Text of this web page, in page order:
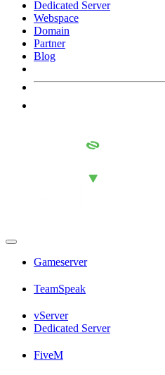
Dedicated Server
Webspace
Domain
Partner
Blog
Gameserver
TeamSpeak
vServer
Dedicated Server
FiveM